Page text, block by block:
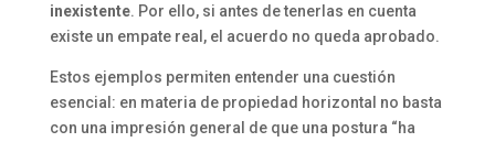
inexistente. Por ello, si antes de tenerlas en cuenta
existe un empate real, el acuerdo no queda aprobado.
Estos ejemplos permiten entender una cuestión
esencial: en materia de propiedad horizontal no basta
con una impresión general de que una postura “ha